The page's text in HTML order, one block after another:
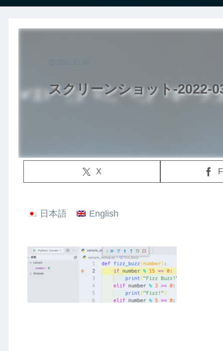
スクリーンショット-2022-
X
日本語 English